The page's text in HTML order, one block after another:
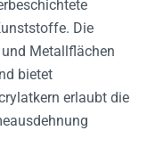
Die
Metallflächen
bietet
erlaubt die